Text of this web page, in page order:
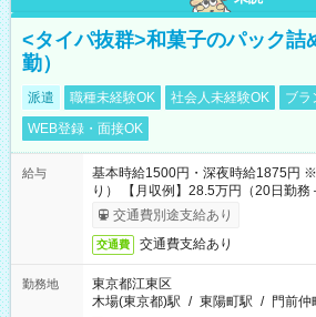
<タイパ抜群>和菓子のパック詰
勤）
派遣 職種未経験OK 社会人未経験OK
ブラ
WEB登録・面接OK
給与
基本時給1500円・深夜時給1875円
り） 【月収例】28.5万円（20日勤
合）交通費別途支給あり
交通費 交通費支給あり
勤務地
東京都江東区
木場(東京都)駅 / 東陽町駅 / 門前仲